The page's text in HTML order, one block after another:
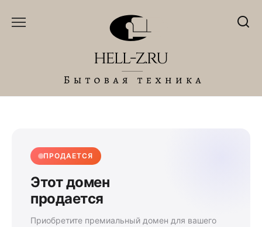
ПРОДАЕТСЯ
Этот домен
продается
Приобретите премиальный домен для вашего